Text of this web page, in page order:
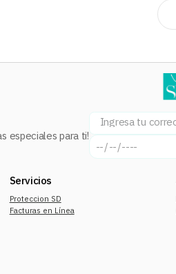
especiales para ti!
Servicios
Proteccion SD
Facturas en Línea